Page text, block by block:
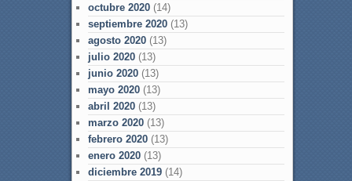
octubre 2020(14)
septiembre 2020(13)
agosto 2020(13)
julio 2020(13)
junio 2020(13)
mayo 2020(13)
abril 2020(13)
marzo 2020(13)
febrero 2020(13)
enero 2020(13)
diciembre 2019(14)